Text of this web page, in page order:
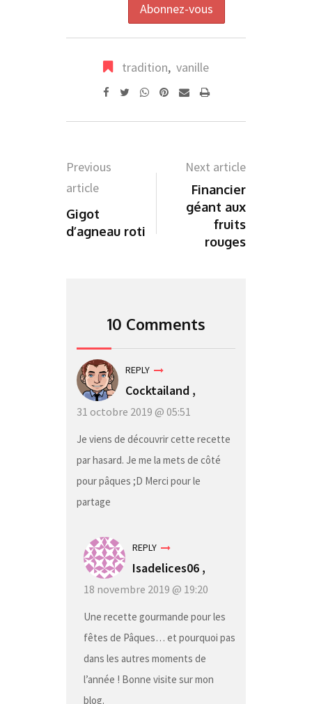
tradition, vanille
WhatsappPinterest
SharePrint
Previous
article
Gigot
d’agneau roti
Next article
Financier
géant aux
fruits
rouges
10 Comments
REPLY
Cocktailand ,
31 octobre 2019 @ 05:51
Je viens de découvrir cette recette
par hasard. Je me la mets de côté
pour pâques ;D Merci pour le
partage
REPLY
Isadelices06 ,
18 novembre 2019 @ 19:20
Une recette gourmande pour les
fêtes de Pâques… et pourquoi pas
dans les autres moments de
l’année ! Bonne visite sur mon
blog.